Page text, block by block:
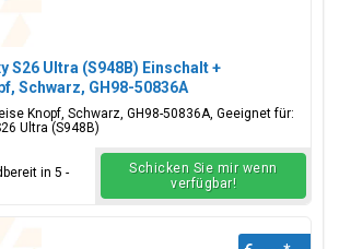
S26 Ultra (S948B) Einschalt +
Schwarz, GH98-50836A
Knopf, Schwarz, GH98-50836A, Geeignet für:
Ultra (S948B)
in 5 -
Schicken Sie mir wenn
verfügbar!